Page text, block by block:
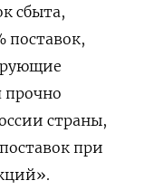
сбыта,
поставок,
прочно
страны,
при